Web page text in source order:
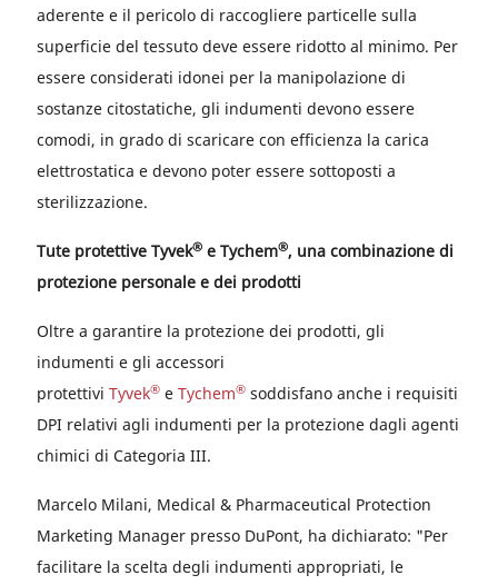
aderente e il pericolo di raccogliere particelle sulla
superficie del tessuto deve essere ridotto al minimo. Per
essere considerati idonei per la manipolazione di
sostanze citostatiche, gli indumenti devono essere
comodi, in grado di scaricare con efficienza la carica
elettrostatica e devono poter essere sottoposti a
sterilizzazione.
Tute protettive Tyvek® e Tychem®, una combinazione di
protezione personale e dei prodotti
Oltre a garantire la protezione dei prodotti, gli
indumenti e gli accessori
protettivi Tyvek® e Tychem® soddisfano anche i requisiti
DPI relativi agli indumenti per la protezione dagli agenti
chimici di Categoria III.
Marcelo Milani, Medical & Pharmaceutical Protection
Marketing Manager presso DuPont, ha dichiarato: "Per
facilitare la scelta degli indumenti appropriati, le